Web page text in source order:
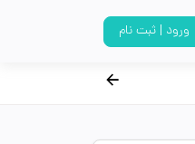
ورود | ثبت نام